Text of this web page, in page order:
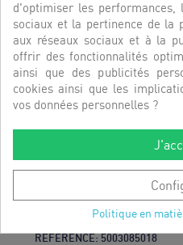
LANIERE SERRAGE D. (K)
RÉFÉRENCE:5003085018
d'optimiser les performances,
sociaux et la pertinence de la
aux réseaux sociaux et à la
offrir des fonctionnalités
ainsi que des publicités
cookies ainsi que les
vos données personnelles ?
Politique en